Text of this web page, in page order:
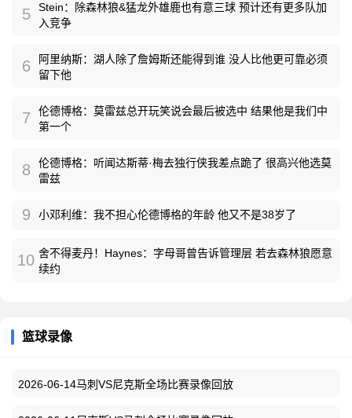
5
Stein：除森林狼&猛龙外雄鹿也有意三球 预计还有更多队加
入竞争
6
阿里纳斯：湖人除了詹姆斯还能得到谁 没人比他更可靠必须
留下他
7
伦德博格：莫雷兹总开玩笑说会最后被选中 结果他是我们中
第一个
8
伦德博格：听闻达斯蒂·梅去独行侠我差点跪了 很高兴他选莫
雷兹
9 小邓利维：我不担心伦德博格的年龄 他又不是38岁了
10 舍不得麦丹！Haynes：字母哥曾告诉管理层 若去森林狼愿意
续约
篮球录像
2026-06-14马刺VS尼克斯全场比赛录像回放